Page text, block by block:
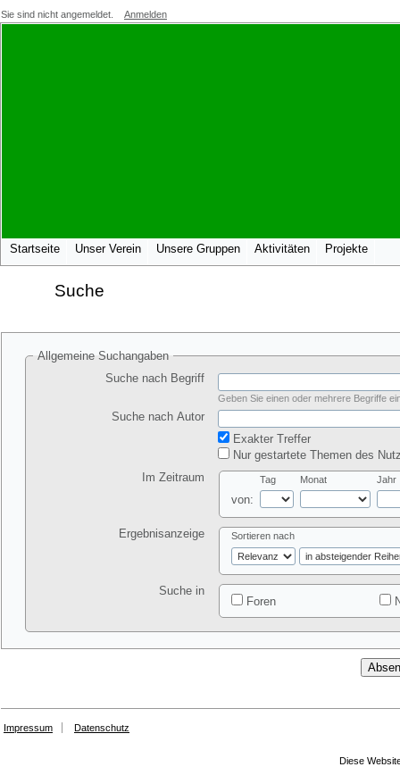
Sie sind nicht angemeldet. Anmelden
Startseite Unser Verein Unsere Gruppen Aktivitäten Projekte
Suche
Allgemeine Suchangaben
Suche nach Begriff
Geben Sie einen oder mehrere Begriffe
Suche nach Autor
Exakter Treffer
Nur gestartete Themen des
Im Zeitraum
von:
Tag Monat Jahr
Ergebnisanzeige Sortieren nach
Suche in
Foren
Impressum Datenschutz
Diese